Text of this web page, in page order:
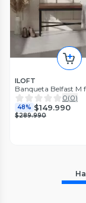
ILOFT
Banqueta Belfast M
0(0)
48% $149.990
$289.990